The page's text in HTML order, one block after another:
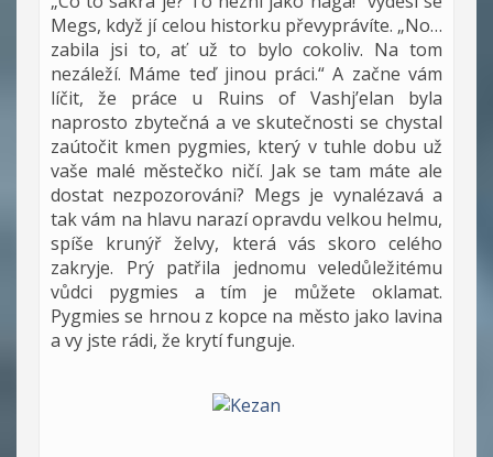
Megs, když jí celou historku převyprávíte. „No…
zabila jsi to, ať už to bylo cokoliv. Na tom
nezáleží. Máme teď jinou práci.“ A začne vám
líčit, že práce u Ruins of Vashj’elan byla
naprosto zbytečná a ve skutečnosti se chystal
zaútočit kmen pygmies, který v tuhle dobu už
vaše malé městečko ničí. Jak se tam máte ale
dostat nezpozorováni? Megs je vynalézavá a
tak vám na hlavu narazí opravdu velkou helmu,
spíše krunýř želvy, která vás skoro celého
zakryje. Prý patřila jednomu veledůležitému
vůdci pygmies a tím je můžete oklamat.
Pygmies se hrnou z kopce na město jako lavina
a vy jste rádi, že krytí funguje.